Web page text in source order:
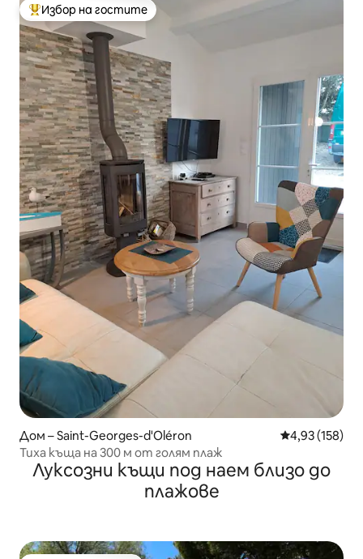
Най-популярен избор на гостите
Избор на гостите
Дом – Saint-Georges-d'Oléron Средна
4,93 (158)
Тиха къща на 300 м от голям плаж
Луксозни къщи под наем близо до
плажове